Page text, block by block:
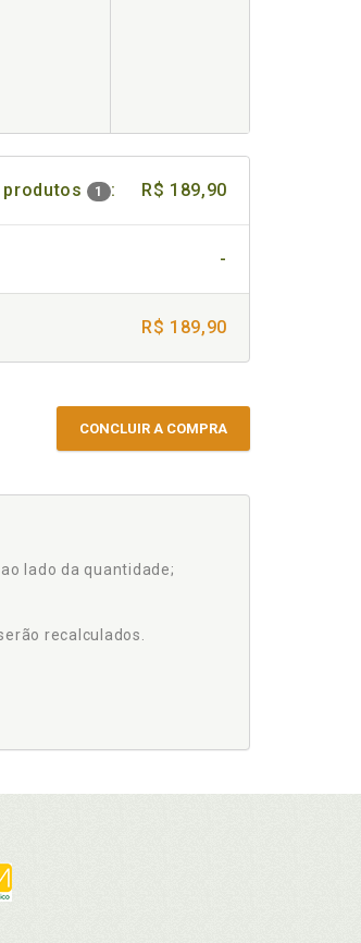
produtos 1 : R$ 189,90
-
R$ 189,90
CONCLUIR A COMPRA
lado da quantidade;
recalculados.